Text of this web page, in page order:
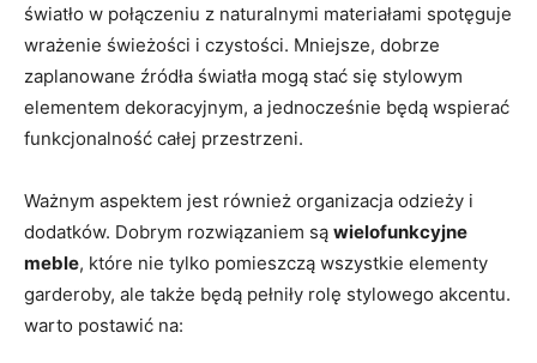
światło w połączeniu z naturalnymi materiałami spotęguje
wrażenie świeżości i czystości. Mniejsze, dobrze
zaplanowane źródła światła mogą stać się stylowym
elementem dekoracyjnym, a jednocześnie będą wspierać
funkcjonalność całej przestrzeni.
Ważnym aspektem jest również organizacja odzieży i
dodatków. Dobrym rozwiązaniem są wielofunkcyjne
meble, które nie tylko pomieszczą wszystkie elementy
garderoby, ale także będą pełniły rolę stylowego akcentu.
warto postawić na: